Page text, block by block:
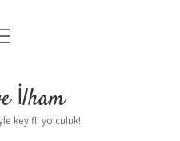
İlham
keyifli yolculuk!